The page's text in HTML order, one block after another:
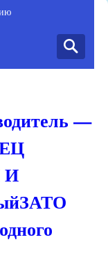
—
И